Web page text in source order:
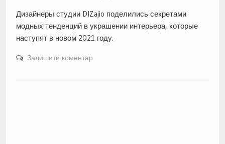
Дизайнеры студии DIZajio поделились секретами
модных тенденций в украшении интерьера, которые
наступят в новом 2021 году.
Залишити коментар